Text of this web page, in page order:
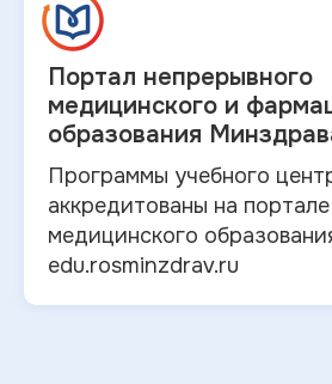
Портал непрерывного
медицинского и
образования
Программы учебного
аккредитованы на
медицинского
edu.rosminzdrav.ru